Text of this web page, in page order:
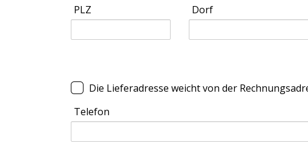
PLZ Dorf
Die Lieferadresse weicht von der
Telefon